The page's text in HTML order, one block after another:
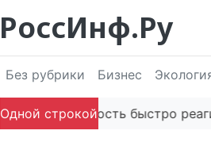
РоссИнф.Ру
Без рубрики Бизнес
Одной строкой
Способность быстро